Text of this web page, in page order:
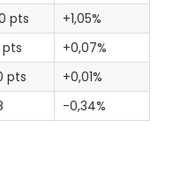
pts
+1,05%
+0,07%
pts
+0,01%
-0,34%